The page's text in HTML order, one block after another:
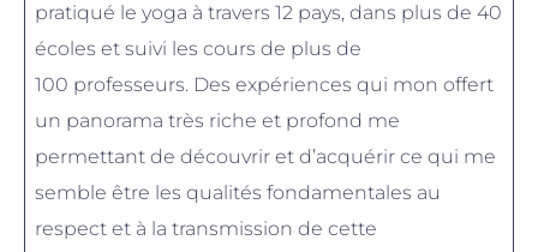
pratiqué le yoga à travers 12 pays, dans plus de 40
écoles et suivi les cours de plus de
100 professeurs. Des expériences qui mon offert
un panorama très riche et profond me
permettant de découvrir et d’acquérir ce qui me
semble être les qualités fondamentales au
respect et à la transmission de cette